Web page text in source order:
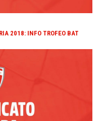
2018: INFO TROFEO BAT